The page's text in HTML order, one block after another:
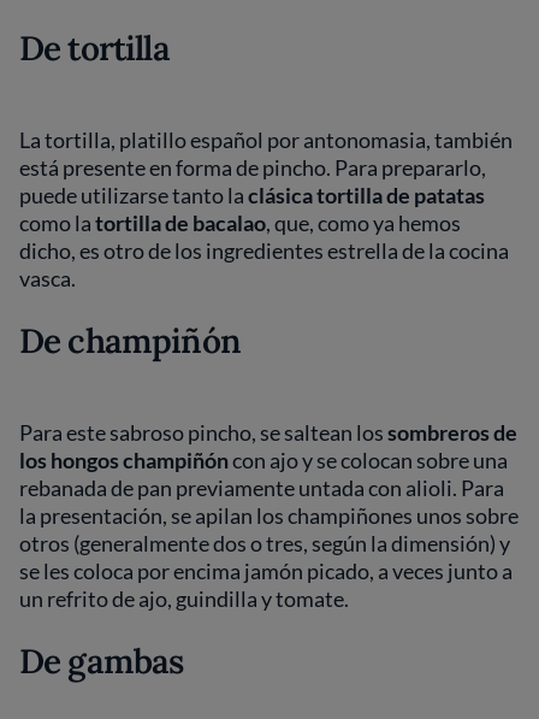
De tortilla
La tortilla, platillo español por antonomasia, también
está presente en forma de pincho. Para prepararlo,
puede utilizarse tanto laclásica tortilla de patatas
como latortilla de bacalao, que, como ya hemos
dicho, es otro de los ingredientes estrella de la cocina
vasca.
De champiñón
Para este sabroso pincho, se saltean lossombreros de
los hongos champiñóncon ajo y se colocan sobre una
rebanada de pan previamente untada con alioli. Para
la presentación, se apilan los champiñones unos sobre
otros (generalmente dos o tres, según la dimensión) y
se les coloca por encima jamón picado, a veces junto a
un refrito de ajo, guindilla y tomate.
De gambas